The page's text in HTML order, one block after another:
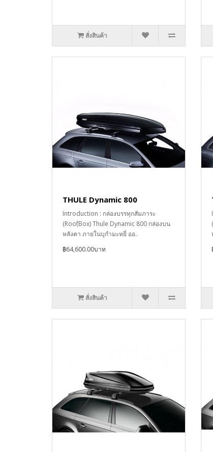
สั่งสินค้า
THULE Dynamic 800
Introduction : กล่องบรรทุกสัมภาระ
(RoofฺBox) Thule Dynamic 800 กล่องบน
หลังคา ภายในบุกำมะหยี่ ออ..
฿64,600.00บาท
สั่งสินค้า